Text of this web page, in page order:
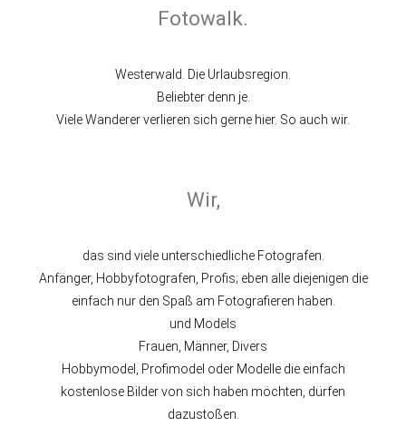
Fotowalk.
Westerwald. Die Urlaubsregion.
Beliebter denn je.
Viele Wanderer verlieren sich gerne hier. So auch wir.
Wir,
das sind viele unterschiedliche Fotografen.
Anfänger, Hobbyfotografen, Profis; eben alle diejenigen die
einfach nur den Spaß am Fotografieren haben.
und Models
Frauen, Männer, Divers
Hobbymodel, Profimodel oder Modelle die einfach
kostenlose Bilder von sich haben möchten, dürfen
dazustoßen.